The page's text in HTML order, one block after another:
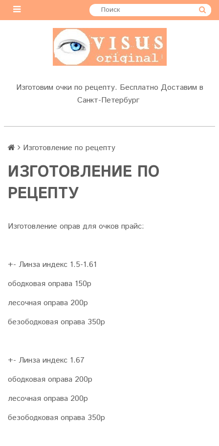
Изготовим очки по рецепту. Бесплатно Доставим в
Санкт-Петербург
Изготовление по рецепту
ИЗГОТОВЛЕНИЕ ПО
РЕЦЕПТУ
Изготовление оправ для очков прайс:
+- Линза индекс 1.5-1.61
ободковая оправа 150р
лесочная оправа 200р
безободковая оправа 350р
+- Линза индекс 1.67
ободковая оправа 200р
лесочная оправа 200р
безободковая оправа 350р